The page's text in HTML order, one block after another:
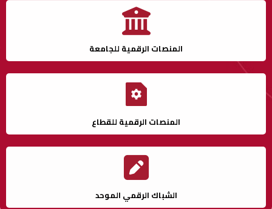
المنصات الرقمية للجامعة
المنصات الرقمية للقطاع
الشباك الرقمي الموحد